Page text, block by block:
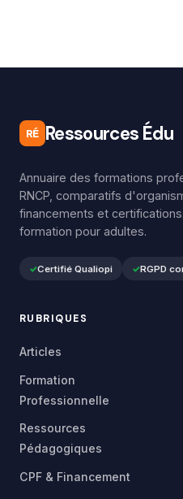
RÉ Ressources Édu
Annuaire des formations
RNCP, comparatifs
financements et
formation pour adultes.
Certifié Qualiopi RGPD
RUBRIQUES
Articles
Formation
Professionnelle
Ressources
Pédagogiques
CPF & Financement